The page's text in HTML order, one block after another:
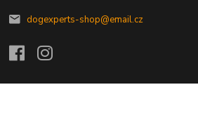
dogexperts-shop@email.cz